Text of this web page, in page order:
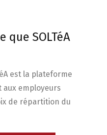
que SOLTéA
est la plateforme
employeurs
de répartition du